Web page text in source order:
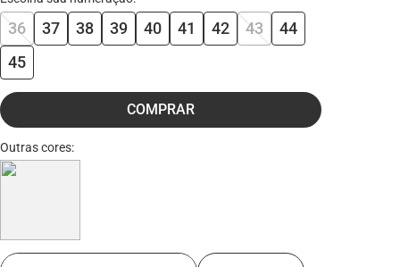
36 37 38 39 40 41 42 43
44
45
COMPRAR